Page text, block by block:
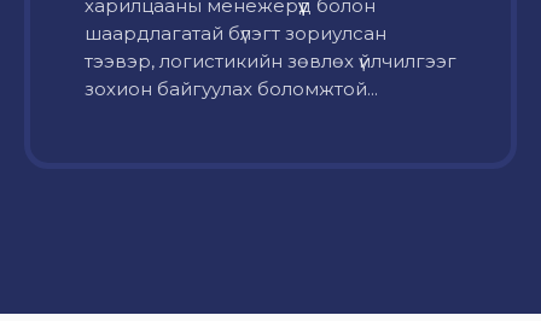
харилцааны менежерүүд болон
шаардлагатай бүлэгт зориулсан
тээвэр, логистикийн зөвлөх үйлчилгээг
зохион байгуулах боломжтой...